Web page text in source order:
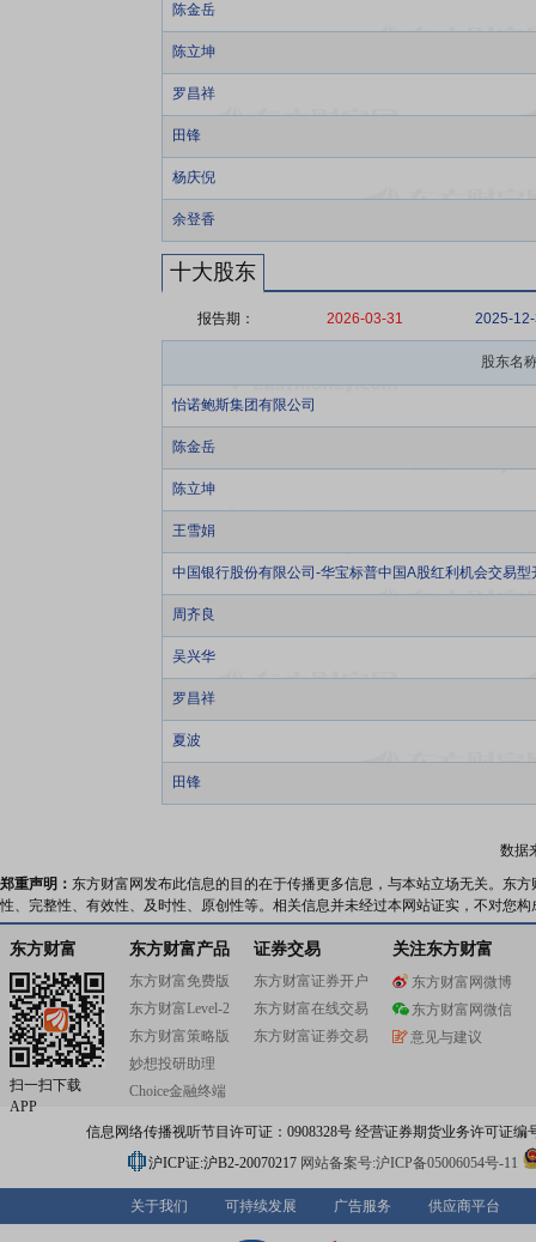
陈金岳
陈立坤
罗昌祥
田锋
杨庆倪
余登香
十大股东
报告期： 2026-03-31 2025-
股东名
怡诺鲍斯集团有限公司
陈金岳
陈立坤
王雪娟
中国银行股份有限公司-华宝标普中国A股红利机会交易
周齐良
吴兴华
罗昌祥
夏波
田锋
数据
郑重声明： 东方财富网发布此信息的目的在于传播更多信息，与本站立场无关。东
性、完整性、有效性、及时性、原创性等。相关信息并未经过本网站证实，不对您
东方财富
扫一扫下载
APP
东方财富产品
东方财富免费版
东方财富Level-2
东方财富策略版
妙想投研助理
Choice金融终端
证券交易
东方财富证券开户
东方财富在线交易
东方财富证券交易
关注东方财富
东方财富网微博
东方财富网微信
意见与建议
信息网络传播视听节目许可证：0908328号 经营证券期货业务许可证编
沪ICP证:沪B2-20070217 网站备案号:沪ICP备05006054号-11
关于我们 可持续发展 广告服务 供应商平台